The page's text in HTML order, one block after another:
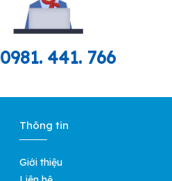
0981. 441. 766
Thông tin
Giới thiệu